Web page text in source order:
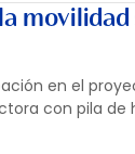
en el
con pila de